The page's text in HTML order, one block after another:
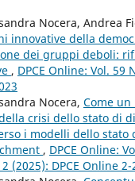
Nocera, Andrea
innovative della
dei gruppi deboli:
, DPCE Online: Vol. 59
Nocera, Come un
crisi dello stato di
i modelli dello stato
, DPCE Online:
(2025): DPCE Online 2-